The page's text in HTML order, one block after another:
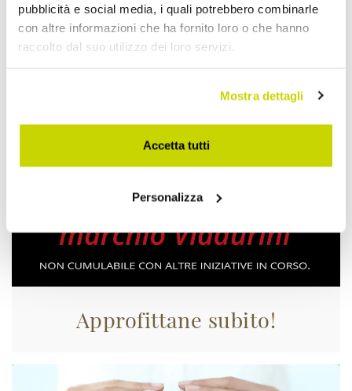
pubblicità e social media, i quali potrebbero combinarle
con altre informazioni che ha fornito loro o che hanno
raccolto dal suo utilizzo dei loro servizi.
Mostra dettagli
Accetta tutti
Personalizza
Approfittane subito!